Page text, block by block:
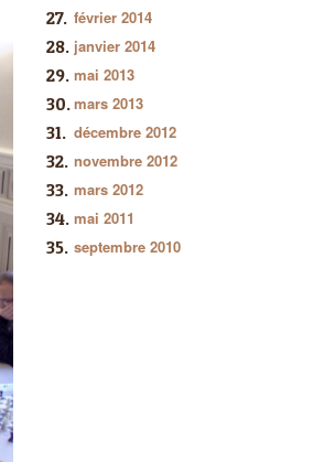
février 2014
janvier 2014
mai 2013
mars 2013
décembre 2012
novembre 2012
mars 2012
mai 2011
septembre 2010